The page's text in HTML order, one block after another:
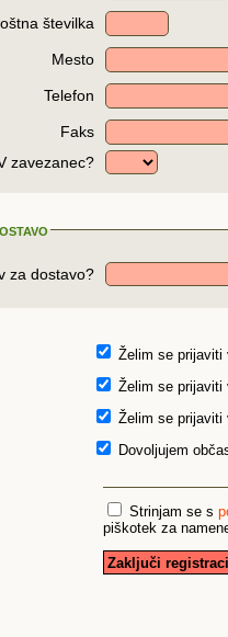
številka
Mesto
Telefon
Faks
zavezanec?
za dostavo?
Želim se
Želim se
Želim se
Dovoljujem
Strinjam se s
piškotek za